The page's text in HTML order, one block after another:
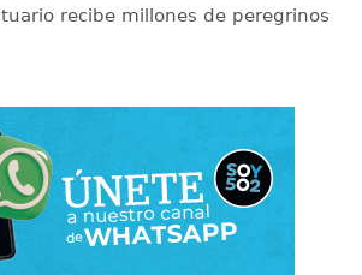
recibe millones de peregrinos